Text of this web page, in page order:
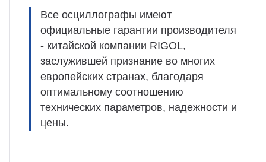
Все осциллографы имеют
официальные гарантии производителя
- китайской компании RIGOL,
заслужившей признание во многих
европейских странах, благодаря
оптимальному соотношению
технических параметров, надежности и
цены.